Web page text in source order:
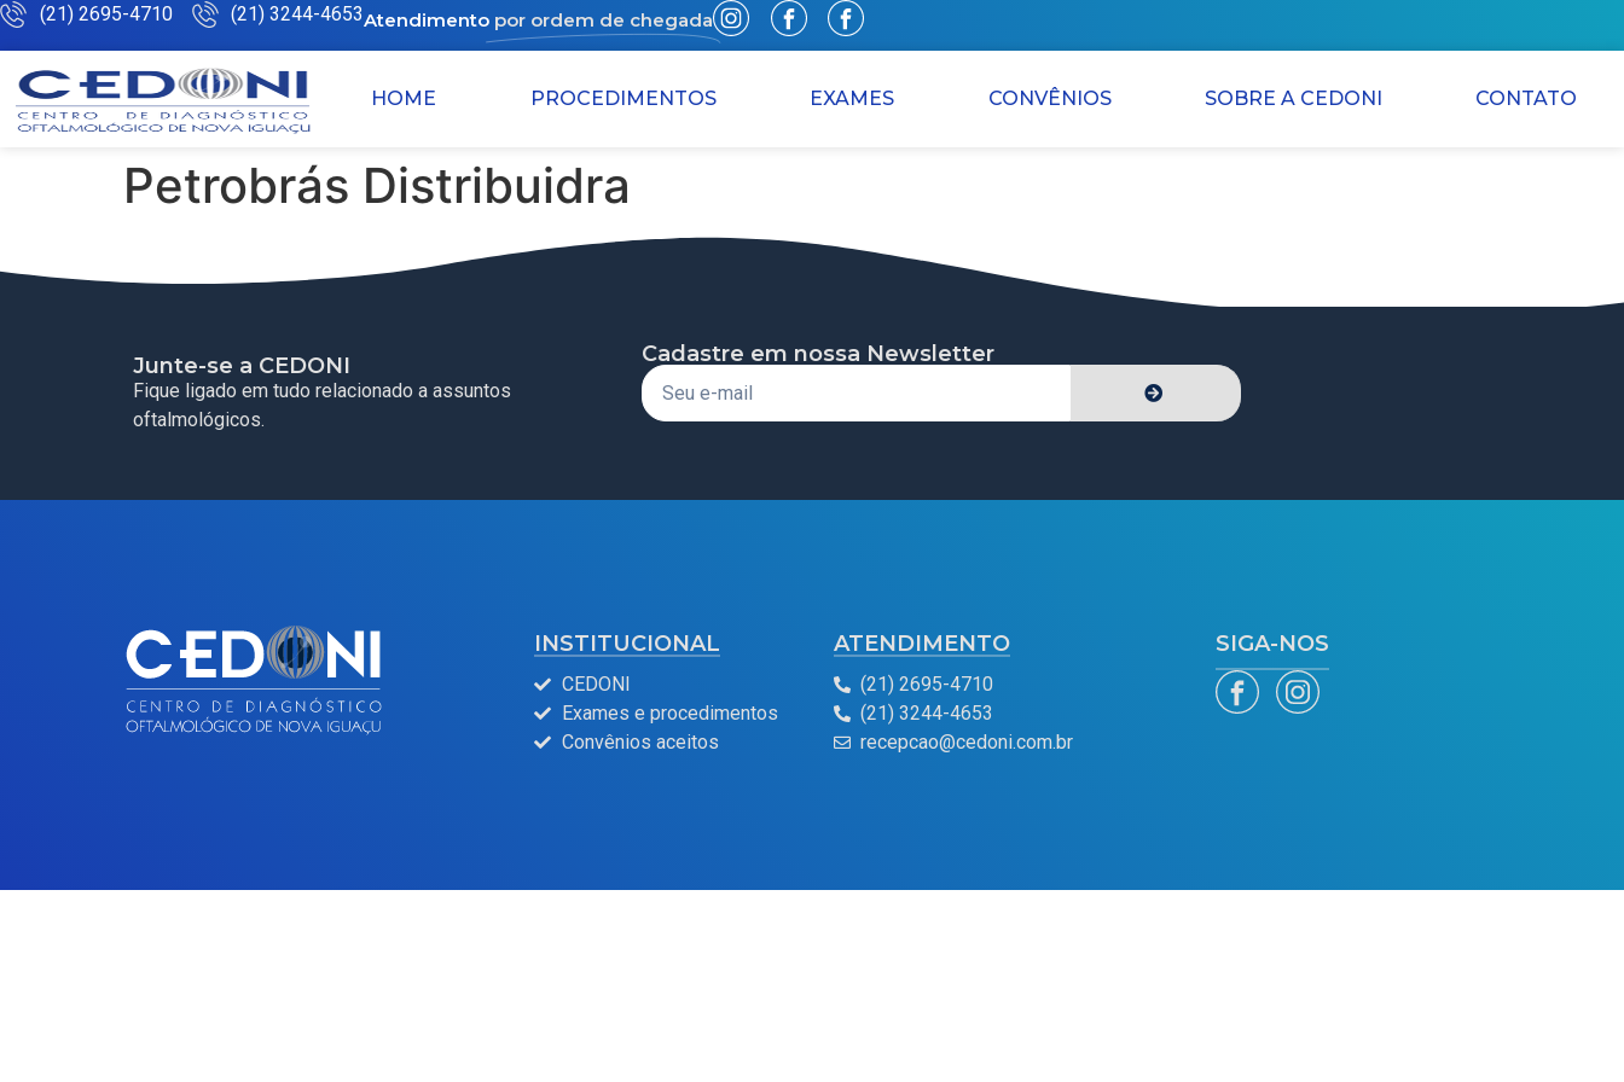
(21) 2695-4710 (21) 3244-4653Atendimento por ordem de chegada
HOME PROCEDIMENTOS EXAMES CONVÊNIOS SOBRE A CEDONI CONTATO
Petrobrás Distribuidra
Junte-se a CEDONI
Fique ligado em tudo relacionado a assuntos
oftalmológicos.
Cadastre em nossa Newsletter
INSTITUCIONAL
CEDONI
Exames e procedimentos
Convênios aceitos
ATENDIMENTO
(21) 2695-4710
(21) 3244-4653
recepcao@cedoni.com.br
SIGA-NOS